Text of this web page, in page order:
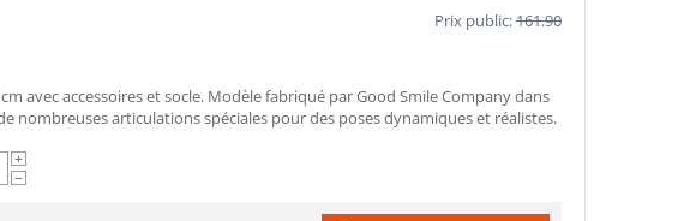
Prix public:161.90
avec accessoires et socle. Modèle fabriqué par Good Smile Company dans
nombreuses articulations spéciales pour des poses dynamiques et réalistes.
+
−